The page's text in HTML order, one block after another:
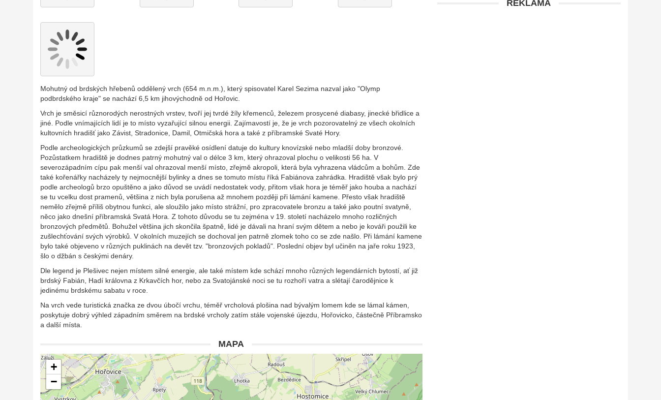
Mohutný od brdských hřebenů oddělený vrch (654 m.n.m.), který spisovatel Karel Sezima nazval jako "Olymp
podbrdského kraje" se nachází 6,5 km jihovýchodně od Hořovic.
Vrch je směsicí různorodých nerostných vrstev, tvoří jej tvrdé žíly křemenců, železem prosycené diabasy, jinecké břidlice a
jiné. Podle vnímajících lidí je to místo vyzařující silnou energii. Zajímavostí je, že je vrch pozorovatelný ze všech okolních
kultovních hradišť jako Závist, Stradonice, Damil, Otmičská hora a také z příbramské Svaté Hory.
Podle archeologických průzkumů se zdejší pravěké osídlení datuje do kultury knovízské nebo mladší doby bronzové.
Pozůstatkem hradiště je dodnes patrný mohutný val o délce 3 km, který ohrazoval plochu o velikosti 56 ha. V
severozápadním cípu pak menší val ohrazoval menší místo, zřejmě akropoli, která byla vyhrazena vládcům a bohům. Zde
také kořenářky nacházely ty nejmocnější bylinky a dnes se tomuto místu říká Fabiánova zahrádka. Hradiště však bylo prý
podle archeologů brzo opuštěno a jako důvod se uvádí nedostatek vody, přitom však hora je téměř jako houba a nachází
se tu vcelku dost pramenů, většina z nich byla porušena až mnohem později při lámání kamene. Přesto však hradiště
nemělo zřejmě příliš obytnou funkci, ale sloužilo jako místo strážní, pro zpracovatele bronzu a také jako poutní svatyně,
něco jako dnešní příbramská Svatá Hora. Z tohoto důvodu se tu zejména v 19. století nacházelo mnoho rozličných
bronzových předmětů. Bohužel většina jich skončila špatně, lidé je dávali na hraní svým dětem a nebo je kováři použili ke
zušlechťování svých výrobků. V okolních muzejích se dochoval jen patrně zlomek toho co se zde našlo. Při lámání kamene
bylo také objeveno v různých puklinách na devět tzv. "bronzových pokladů". Poslední objev byl učiněn na jaře roku 1923,
šlo o džbán s českými denáry.
Dle legend je Plešivec nejen místem silné energie, ale také místem kde schází mnoho různých legendárních bytostí, ať již
brdský Fabián, Hadí královna z Krkavčích hor, nebo za Svatojánské noci se tu rozhoří vatra a slétají čarodějnice k
jedinému brdskému sabatu v roce.
Na vrch vede turistická značka ze dvou úbočí vrchu, téměř vrcholová plošina nad bývalým lomem kde se lámal kámen,
poskytuje dobrý výhled západním směrem na brdské vrcholy zatím stále vojenské újezdu, Hořovicko, částečně Příbramsko
a další místa.
MAPA
+
−
REKLAMA